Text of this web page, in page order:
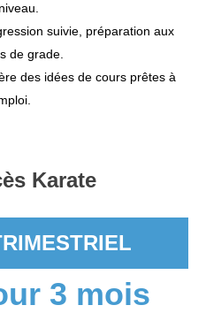
suivie, préparation aux
de grade.
des idées de cours prêtes à
Karate
3 mois